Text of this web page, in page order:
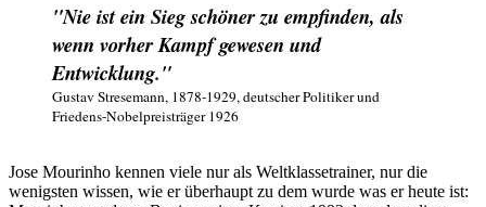
"Nie ist ein Sieg schöner zu empfinden, als
wenn vorher Kampf gewesen und
Entwicklung."
Gustav Stresemann, 1878-1929, deutscher Politiker und
Friedens-Nobelpreisträger 1926
Jose Mourinho kennen viele nur als Weltklassetrainer, nur die
wenigsten wissen, wie er überhaupt zu dem wurde was er heute ist: